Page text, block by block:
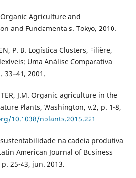
Organic Agriculture and
and Fundamentals. Tokyo, 2010.
P. B. Logística Clusters, Filière,
Uma Análise Comparativa.
33–41, 2001.
J.M. Organic agriculture in the
Plants, Washington, v.2, p. 1-8,
10.1038/nplants.2015.221
sustentabilidade na cadeia produtiva
American Journal of Business
25-43, jun. 2013.